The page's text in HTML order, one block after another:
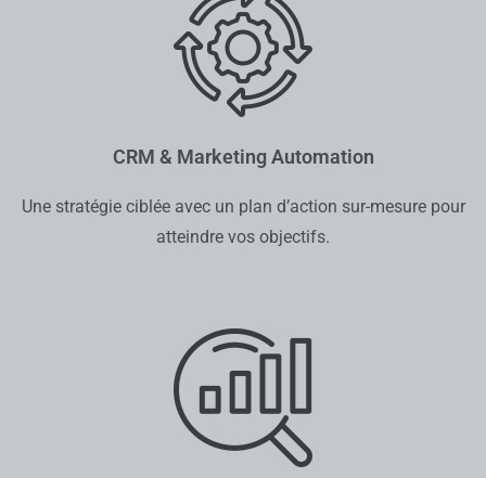
CRM & Marketing Automation
Une stratégie ciblée avec un plan d’action sur-mesure pour
atteindre vos objectifs.